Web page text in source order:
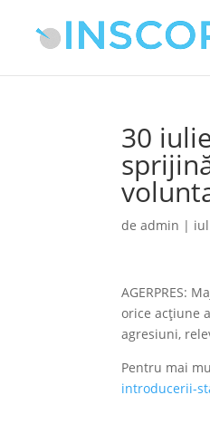
30
deadmin |
AGERPRES:
orice acțiune
agresiuni,
Pentru mai
introducerii-